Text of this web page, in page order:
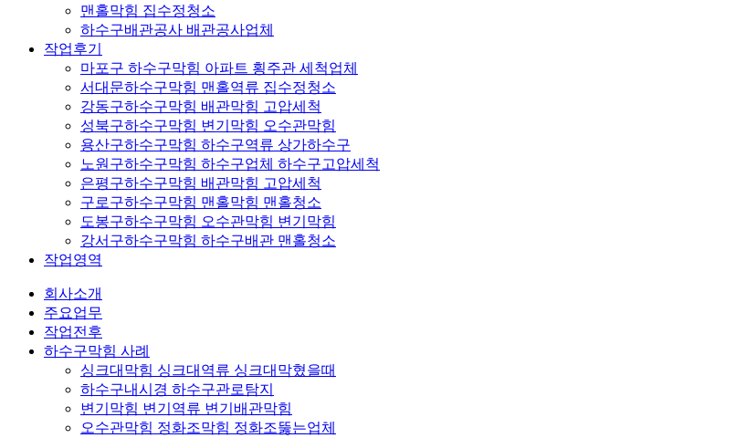
맨홀막힘 집수정청소
하수구배관공사 배관공사업체
작업후기
마포구 하수구막힘 아파트 횡주관 세척업체
서대문하수구막힘 맨홀역류 집수정청소
강동구하수구막힘 배관막힘 고압세척
성북구하수구막힘 변기막힘 오수관막힘
용산구하수구막힘 하수구역류 상가하수구
노원구하수구막힘 하수구업체 하수구고압세척
은평구하수구막힘 배관막힘 고압세척
구로구하수구막힘 맨홀막힘 맨홀청소
도봉구하수구막힘 오수관막힘 변기막힘
강서구하수구막힘 하수구배관 맨홀청소
작업영역
회사소개
주요업무
작업전후
하수구막힘 사례
싱크대막힘 싱크대역류 싱크대막혔을때
하수구내시경 하수구관로탐지
변기막힘 변기역류 변기배관막힘
오수관막힘 정화조막힘 정화조뚫는업체